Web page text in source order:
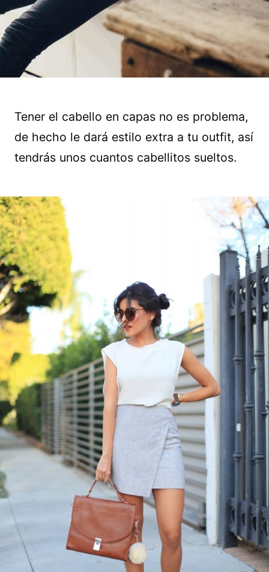
Tener el cabello en capas no es problema,
de hecho le dará estilo extra a tu outfit, así
tendrás unos cuantos cabellitos sueltos.